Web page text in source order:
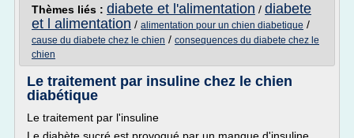
Thèmes liés : diabete et l'alimentation / diabete
et l alimentation / alimentation pour un chien diabetique /
cause du diabete chez le chien / consequences du diabete chez le
chien
Le traitement par insuline chez le chien
diabétique
Le traitement par l'insuline